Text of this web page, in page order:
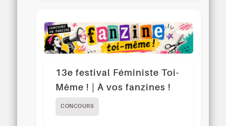
13e festival Féministe Toi-
Même ! | À vos fanzines !
CONCOURS